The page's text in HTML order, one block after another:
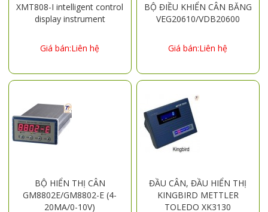
XMT808-I intelligent control
display instrument
Giá bán:Liên hệ
BỘ ĐIỀU KHIỂN CÂN BĂNG
VEG20610/VDB20600
Giá bán:Liên hệ
BỘ HIỂN THỊ CÂN
GM8802E/GM8802-E (4-
20MA/0-10V)
ĐẦU CÂN, ĐẦU HIỂN THỊ
KINGBIRD METTLER
TOLEDO XK3130